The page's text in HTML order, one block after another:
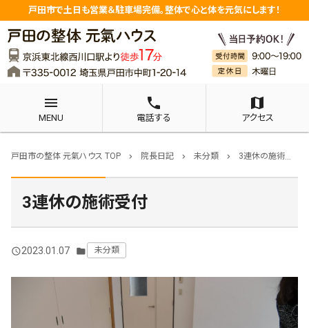
戸田市で土日も営業＆駐車場完備。整体で心と体を元気にします！
menu
MENU
phone
電話する
map
アクセス
戸田市の整体 元氣ハウス TOP chevron_right 院長日記 chevron_right 未分類 chevron_right 3連休の施術受付
3連休の施術受付
query_builder2023.01.07 folder 未分類